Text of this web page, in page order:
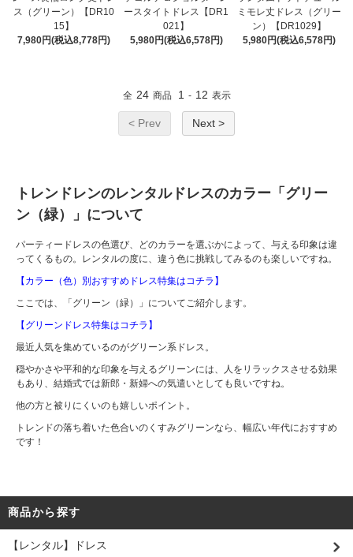
ス（グリーン）【DR10
15】
7,980円(税込8,778円)
ースタイトドレス【DR1
021】
5,980円(税込6,578円)
ミモレ丈ドレス（グリー
ン）【DR1029】
5,980円(税込6,578円)
全 24 商品 1 - 12 表示
< Prev Next >
トレンドレンのレンタルドレスのカラー「グリー
ン（緑）」について
パーティードレスの色選び、どのカラーを選ぶかによって、与える印象は違
ってくるもの。レンタルの度に、違う色に挑戦してみるのも楽しいですね。
【カラー（色）別おすすめドレス特集はコチラ】
ここでは、「グリーン（緑）」についてご紹介します。
【グリーンドレス特集はコチラ】
最近人気を集めているのがグリーン系ドレス。
穏やかさや平和的な印象を与えるグリーンには、人をリラックスさせる効果
もあり、結婚式では新郎・新婦への気遣いとしても良いですね。
他の方と被りにくいのも嬉しいポイント。
トレンドの落ち着いた色合いのくすみグリーンなら、幅広い年代におすすめ
です！
商品から探す
【レンタル】ドレス